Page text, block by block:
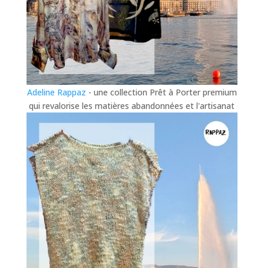
Adeline Rappaz - une collection Prêt à Porter premium
qui revalorise les matières abandonnées et l'artisanat